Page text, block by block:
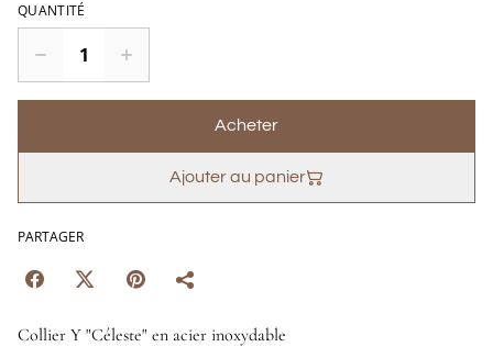
QUANTITÉ
Acheter
Ajouter au panier
PARTAGER
Collier Y "Céleste" en acier inoxydable